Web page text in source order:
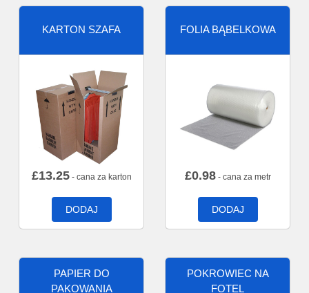
KARTON SZAFA
£13.25- cana za karton
DODAJ
FOLIA BĄBELKOWA
£0.98- cana za metr
DODAJ
PAPIER DO
PAKOWANIA
POKROWIEC NA
FOTEL